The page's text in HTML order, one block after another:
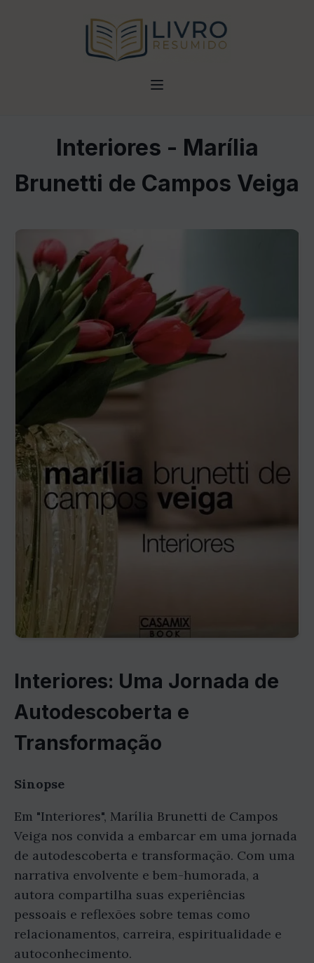
Interiores - Marília
Brunetti de Campos Veiga
Interiores: Uma Jornada de
Autodescoberta e
Transformação
Sinopse
Em "Interiores", Marília Brunetti de Campos
Veiga nos convida a embarcar em uma jornada
de autodescoberta e transformação. Com uma
narrativa envolvente e bem-humorada, a
autora compartilha suas experiências
pessoais e reflexões sobre temas como
relacionamentos, carreira, espiritualidade e
autoconhecimento.